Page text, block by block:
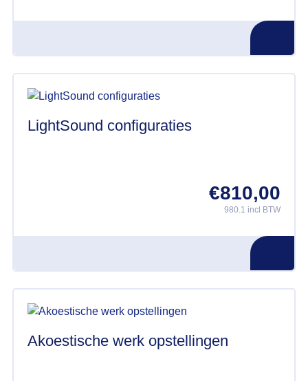
LightSound configuraties
€810,00
980.1 incl BTW
Akoestische werk opstellingen